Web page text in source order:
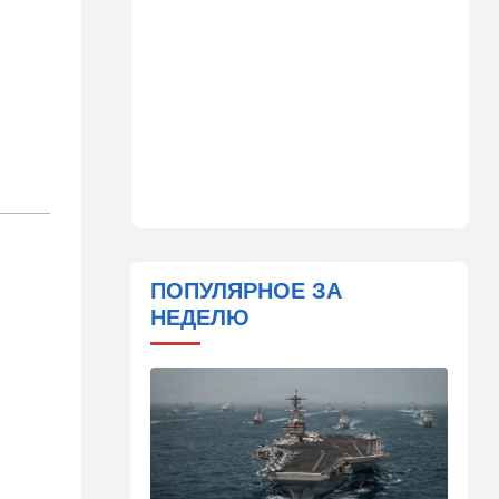
изнасиловании 18-летней
10:08 Мнения
09:50 Ближний Восток
Южный фронт: хуситы идут
в наступление
09:03 Новости Украины
ПОПУЛЯРНОЕ ЗА
НЕДЕЛЮ